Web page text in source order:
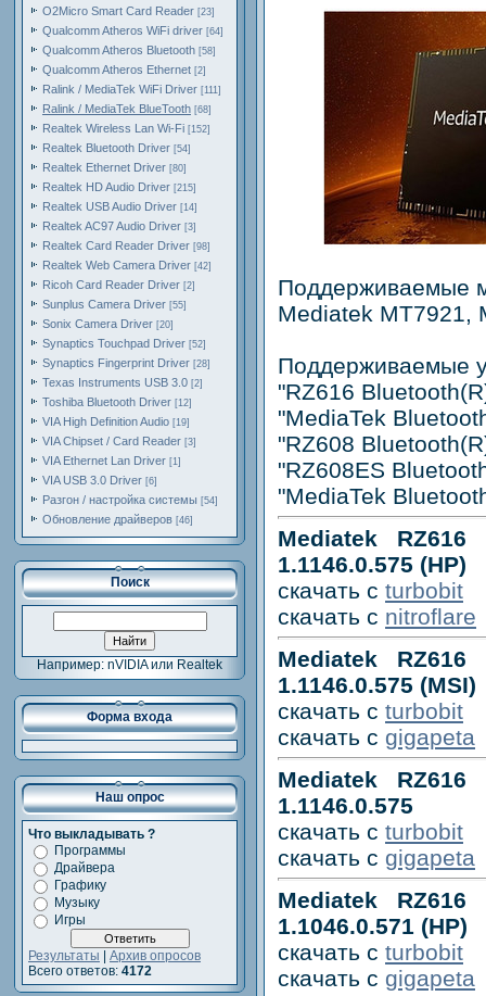
O2Micro Smart Card Reader [23]
Qualcomm Atheros WiFi driver [64]
Qualcomm Atheros Bluetooth [58]
Qualcomm Atheros Ethernet [2]
Ralink / MediaTek WiFi Driver [111]
Ralink / MediaTek BlueTooth [68]
Realtek Wireless Lan Wi-Fi [152]
Realtek Bluetooth Driver [54]
Realtek Ethernet Driver [80]
Realtek HD Audio Driver [215]
Realtek USB Audio Driver [14]
Realtek AC97 Audio Driver [3]
Realtek Card Reader Driver [98]
Realtek Web Camera Driver [42]
Ricoh Card Reader Driver [2]
Sunplus Camera Driver [55]
Sonix Camera Driver [20]
Synaptics Touchpad Driver [52]
Synaptics Fingerprint Driver [28]
Texas Instruments USB 3.0 [2]
Toshiba Bluetooth Driver [12]
VIA High Definition Audio [19]
VIA Chipset / Card Reader [3]
VIA Ethernet Lan Driver [1]
VIA USB 3.0 Driver [6]
Разгон / настройка системы [54]
Обновление драйверов [46]
Поиск
Например: nVIDIA или Realtek
Форма входа
Наш опрос
Что выкладывать ?
Программы
Драйвера
Графику
Музыку
Игры
Результаты
Архив опросов
Всего ответов: 4172
Поддерживаемые
Mediatek MT7921,
Поддерживаемые
"RZ616
"MediaTek
"RZ608
"RZ608ES
"MediaTek
Mediatek
1.1146.0.575 (HP)
скачать с turbobit
скачать с nitroflare
Mediatek
1.1146.0.575 (MSI)
скачать с turbobit
скачать с gigapeta
Mediatek
1.1146.0.575
скачать с turbobit
скачать с gigapeta
Mediatek
1.1046.0.571 (HP)
скачать с turbobit
скачать с gigapeta